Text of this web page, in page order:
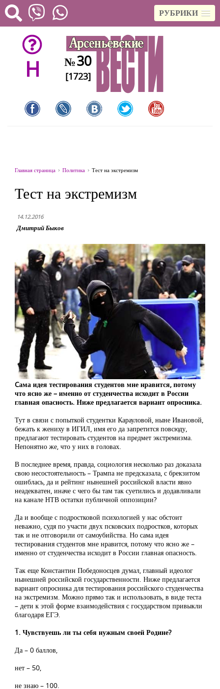
РУБРИКИ
H №30
[1723]
Главная страница Политика Тест на экстремизм
Тест на экстремизм
14.12.2016
Дмитрий Быков
Cама идея тестирования студентов мне нравится, потому
что ясно же – именно от студенчества исходит в России
главная опасность. Ниже предлагается вариант опросника.
Тут в связи с попыткой студентки Карауловой, ныне Ивановой,
бежать к жениху в ИГИЛ, имя его да запретится повсюду,
предлагают тестировать студентов на предмет экстремизма.
Непонятно же, что у них в головах.
В последнее время, правда, социология несколько раз доказала
свою несостоятельность – Трампа не предсказала, с брекзитом
ошиблась, да и рейтинг нынешней российской власти явно
неадекватен, иначе с чего бы там так суетились и додавливали
на канале НТВ остатки публичной оппозиции?
Да и вообще с подростковой психологией у нас обстоит
неважно, судя по участи двух псковских подростков, которых
так и не отговорили от самоубийства. Но сама идея
тестирования студентов мне нравится, потому что ясно же –
именно от студенчества исходит в России главная опасность.
Так еще Константин Победоносцев думал, главный идеолог
нынешней российской государственности. Ниже предлагается
вариант опросника для тестирования российского студенчества
на экстремизм. Можно прямо так и использовать, в виде теста
– дети к этой форме взаимодействия с государством привыкли
благодаря ЕГЭ.
1. Чувствуешь ли ты себя нужным своей Родине?
Да – 0 баллов,
нет – 50,
не знаю – 100.